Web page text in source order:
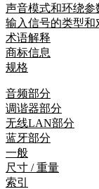
声音模式和环绕参
输入信号的类型
术语解释
商标信息
规格
音频部分
调谐器部分
无线LAN部分
蓝牙部分
一般
尺寸 / 重量
索引